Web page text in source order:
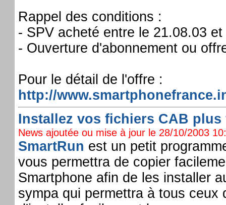
Rappel des conditions :
- SPV acheté entre le 21.08.03
- Ouverture d'abonnement ou
Pour le détail de l'offre :
http://
Installez vos fichiers CAB plus
News ajoutée ou mise à jour le 28/10/2003
SmartRun est un petit
vous permettra de copier
Smartphone afin de les installer
sympa qui permettra à tous